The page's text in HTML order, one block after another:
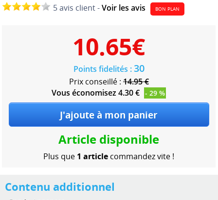
5 avis client -Voir les avis BON PLAN
10.65€
Points fidelités :30
Prix conseillé : 14.95 €
Vous économisez 4.30 €
- 29 %
Article disponible
Plus que 1 article commandez vite !
Contenu additionnel